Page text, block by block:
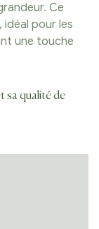
Ce
idéal pour les
une touche
sa qualité de